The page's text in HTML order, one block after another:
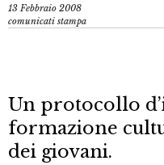
13 Febbraio 2008
comunicati stampa
Un protocollo
formazione
dei giovani.